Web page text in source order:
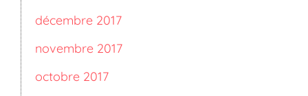
décembre 2017
novembre 2017
octobre 2017